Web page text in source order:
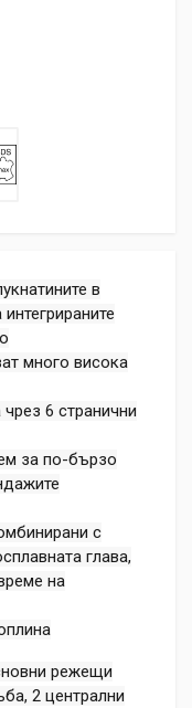
в
много висока
6 странични
за по-бързо
с
глава,
на
режещи
2 централни